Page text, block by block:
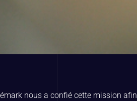
nous a confié cette mission